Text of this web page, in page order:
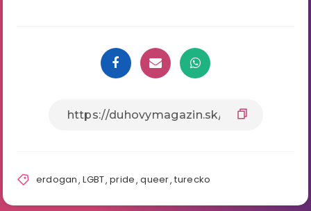
erdogan,LGBT,pride,queer,turecko